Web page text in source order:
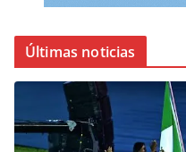
Últimas noticias